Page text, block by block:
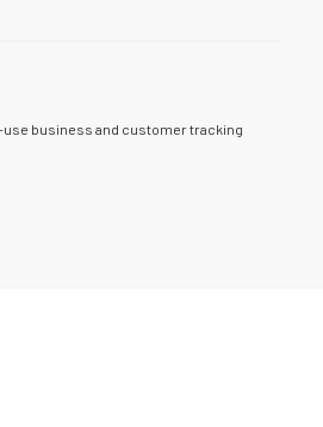
use business and customer tracking